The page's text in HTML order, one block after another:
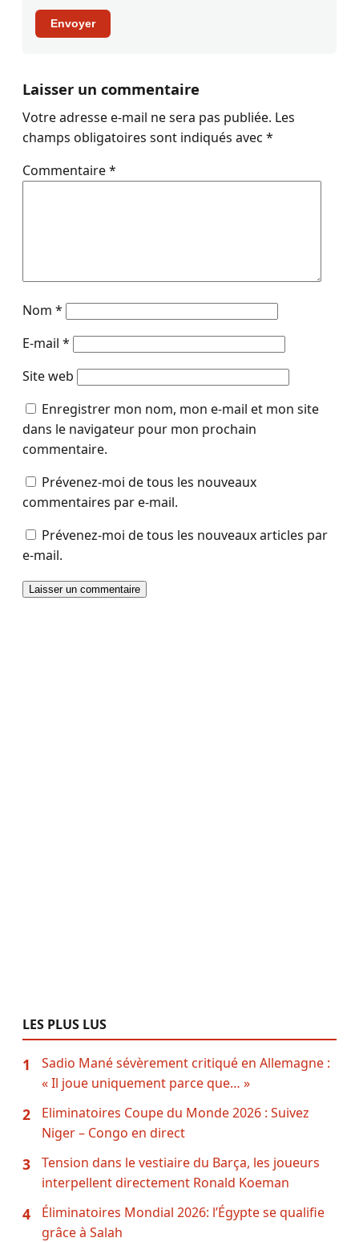
Envoyer
Laisser un commentaire
Votre adresse e-mail ne sera pas publiée. Les
champs obligatoires sont indiqués avec *
Commentaire*
Nom *
E-mail *
Site web
Enregistrer mon nom, mon e-mail et mon site
dans le navigateur pour mon prochain
commentaire.
Prévenez-moi de tous les nouveaux
commentaires par e-mail.
Prévenez-moi de tous les nouveaux articles par
e-mail.
LES PLUS LUS
1
Sadio Mané sévèrement critiqué en Allemagne :
« Il joue uniquement parce que… »
2
Eliminatoires Coupe du Monde 2026 : Suivez
Niger – Congo en direct
3
Tension dans le vestiaire du Barça, les joueurs
interpellent directement Ronald Koeman
4
Éliminatoires Mondial 2026: l’Égypte se qualifie
grâce à Salah